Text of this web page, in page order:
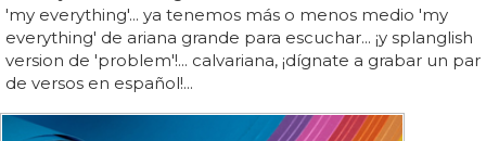
'my everything'... ya tenemos más o menos medio 'my
everything' de ariana grande para escuchar... ¡y splanglish
version de 'problem'!... calvariana, ¡dígnate a grabar un par
de versos en español!...